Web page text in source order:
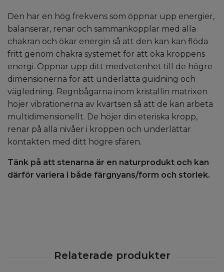
Den har en hög frekvens som öppnar upp energier,
balanserar, renar och sammankopplar med alla
chakran och ökar energin så att den kan kan flöda
fritt genom chakra systemet för att öka kroppens
energi. Öppnar upp ditt medvetenhet till de högre
dimensionerna för att underlätta guidning och
vägledning. Regnbågarna inom kristallin matrixen
höjer vibrationerna av kvartsen så att de kan arbeta
multidimensionellt. De höjer din eteriska kropp,
renar på alla nivåer i kroppen och underlättar
kontakten med ditt högre sfären.
Tänk på att stenarna är en naturprodukt och kan
därför variera i både färgnyans/form och storlek.